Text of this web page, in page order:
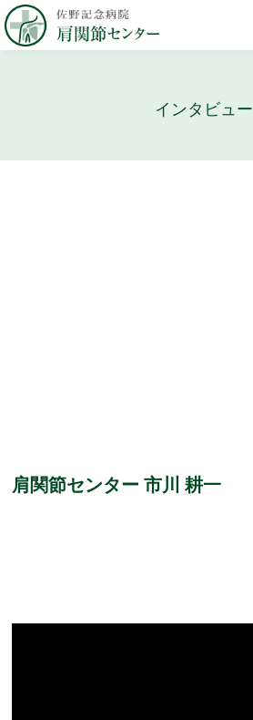
インタビュー
肩関節センター 市川 耕一